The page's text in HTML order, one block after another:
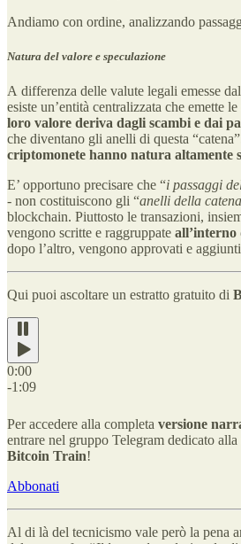
Andiamo con ordine, analizzando
Natura del valore e speculazione
A differenza delle valute legali emesse
esiste un’entità centralizzata che emette
loro valore deriva dagli scambi e dai
che diventano gli anelli di questa
criptomonete hanno natura altamente
E’ opportuno precisare che “i passaggi
- non costituiscono gli “anelli della catena
blockchain. Piuttosto le transazioni,
vengono scritte e raggruppate all’interno
dopo l’altro, vengono approvati e
Qui puoi ascoltare un estratto gratuito di
0:00
-1:09
Per accedere alla completa versione
entrare nel gruppo Telegram dedicato alla
Bitcoin Train!
Abbonati
Al di là del tecnicismo vale però la pena